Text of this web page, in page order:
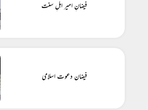
فیضانِ امیر اہلِ سنت
فیضان دعوت اسلامی